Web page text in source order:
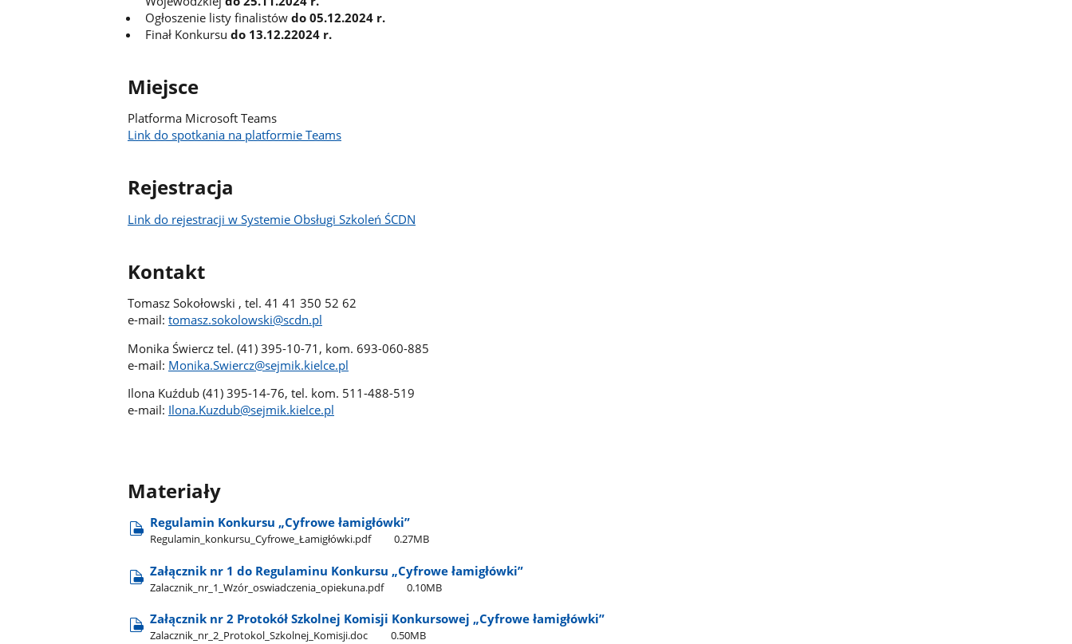
Ogłoszenie listy finalistów do 05.12.2024 r.
Finał Konkursu do 13.12.22024 r.
Miejsce
Platforma Microsoft Teams
Link do spotkania na platformie Teams
Rejestracja
Link do rejestracji w Systemie Obsługi Szkoleń ŚCDN
Kontakt
Tomasz Sokołowski , tel. 41 41 350 52 62
e-mail: tomasz.sokolowski@scdn.pl
Monika Świercz tel. (41) 395-10-71, kom. 693-060-885
e-mail: Monika.Swiercz@sejmik.kielce.pl
Ilona Kuźdub (41) 395-14-76, tel. kom. 511-488-519
e-mail: Ilona.Kuzdub@sejmik.kielce.pl
Materiały
Regulamin Konkursu „Cyfrowe łamigłówki”
Regulamin​_konkursu​_Cyfrowe​_Łamigłówki.pdf 0.27MB
Załącznik nr 1 do Regulaminu Konkursu „Cyfrowe łamigłówki”
Zalacznik​_nr​_1​_Wzór​_oswiadczenia​_opiekuna.pdf 0.10MB
Załącznik nr 2 Protokół Szkolnej Komisji Konkursowej „Cyfrowe łamigłówki”
Zalacznik​_nr​_2​_Protokol​_Szkolnej​_Komisji.doc 0.50MB